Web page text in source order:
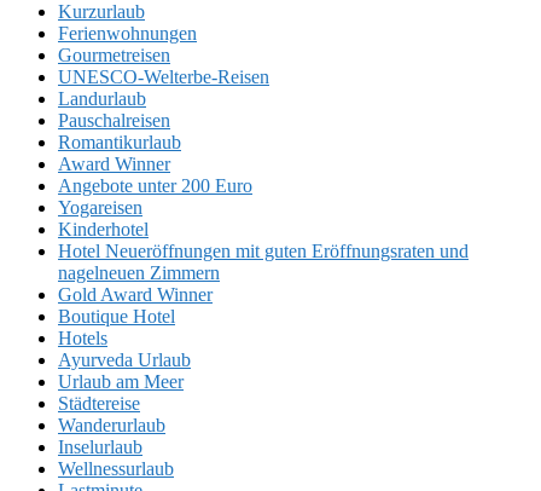
Kurzurlaub
Ferienwohnungen
Gourmetreisen
UNESCO-Welterbe-Reisen
Landurlaub
Pauschalreisen
Romantikurlaub
Award Winner
Angebote unter 200 Euro
Yogareisen
Kinderhotel
Hotel Neueröffnungen mit guten Eröffnungsraten und
nagelneuen Zimmern
Gold Award Winner
Boutique Hotel
Hotels
Ayurveda Urlaub
Urlaub am Meer
Städtereise
Wanderurlaub
Inselurlaub
Wellnessurlaub